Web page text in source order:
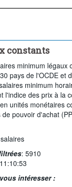
constants
minimum légaux
pays de l'OCDE et
minimum
l'indice des prix à la
unités monétaires
pouvoir d'achat
: 5910
intéresser :